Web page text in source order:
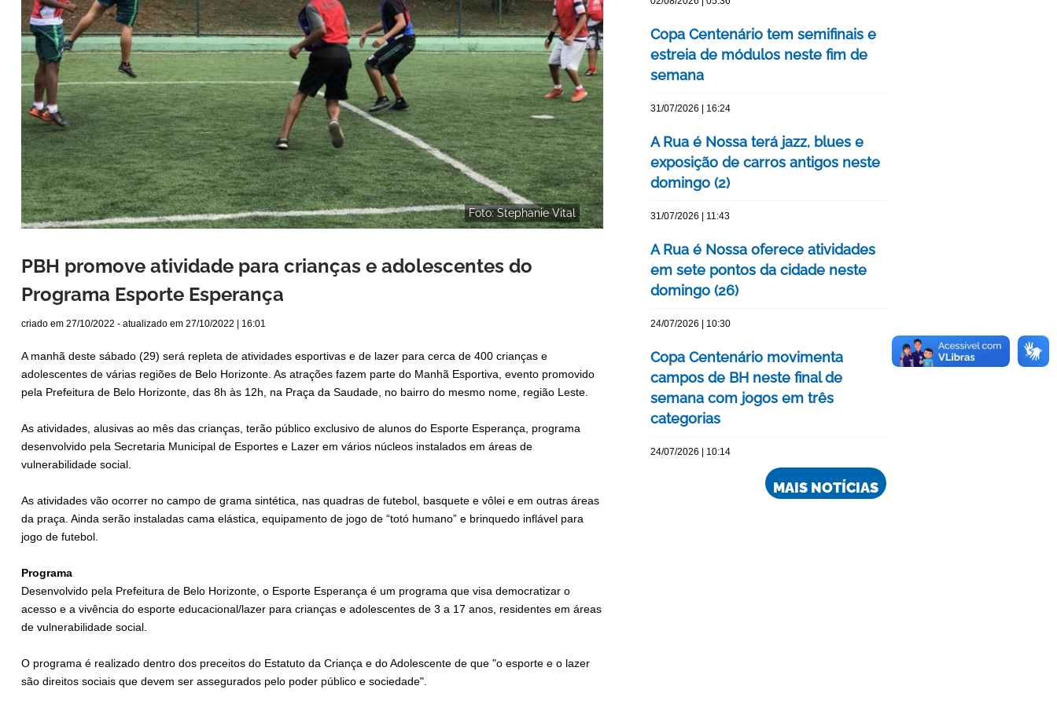
Foto: Stephanie Vital
PBH promove atividade para crianças e adolescentes do
Programa Esporte Esperança
criado em 27/10/2022 - atualizado em 27/10/2022 | 16:01
A manhã deste sábado (29) será repleta de atividades esportivas e de lazer para cerca de 400 crianças e
adolescentes de várias regiões de Belo Horizonte. As atrações fazem parte do Manhã Esportiva, evento promovido
pela Prefeitura de Belo Horizonte, das 8h às 12h, na Praça da Saudade, no bairro do mesmo nome, região Leste.
As atividades, alusivas ao mês das crianças, terão público exclusivo de alunos do Esporte Esperança, programa
desenvolvido pela Secretaria Municipal de Esportes e Lazer em vários núcleos instalados em áreas de
vulnerabilidade social.
As atividades vão ocorrer no campo de grama sintética, nas quadras de futebol, basquete e vôlei e em outras áreas
da praça. Ainda serão instaladas cama elástica, equipamento de jogo de “totó humano” e brinquedo inflável para
jogo de futebol.
Programa
Desenvolvido pela Prefeitura de Belo Horizonte, o Esporte Esperança é um programa que visa democratizar o
acesso e a vivência do esporte educacional/lazer para crianças e adolescentes de 3 a 17 anos, residentes em áreas
de vulnerabilidade social.
O programa é realizado dentro dos preceitos do Estatuto da Criança e do Adolescente de que "o esporte e o lazer
são direitos sociais que devem ser assegurados pelo poder público e sociedade".
Copa Centenário tem semifinais e
estreia de módulos neste fim de
semana
31/07/2026 | 16:24
A Rua é Nossa terá jazz, blues e
exposição de carros antigos neste
domingo (2)
31/07/2026 | 11:43
A Rua é Nossa oferece atividades
em sete pontos da cidade neste
domingo (26)
24/07/2026 | 10:30
Copa Centenário movimenta
campos de BH neste final de
semana com jogos em três
categorias
24/07/2026 | 10:14
MAIS NOTÍCIAS